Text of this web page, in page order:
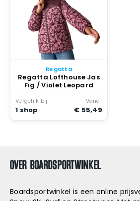
Regatta
Regatta Lofthouse Jas
Fig / Violet Leopard
Vergelijk bij
1 shop
Vanaf
€ 55,49
OVER BOARDSPORTWINKEL
Boardsportwinkel is een online